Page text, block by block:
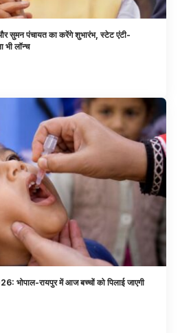
सुमन पंचायत का करेंगे शुभारंभ, स्टेट एंटी-
भी लॉन्च
भोपाल-रायपुर में आज बच्चों को पिलाई जाएगी